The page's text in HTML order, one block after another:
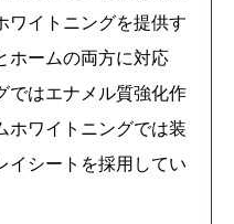
ワイトニングを提供す
ホームの両方に対応
ではエナメル質強化作
ホワイトニングでは装
イシートを採用してい